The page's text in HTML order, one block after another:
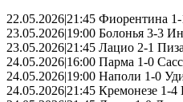
22.05.2026|21:45 Фиорентина 1-
23.05.2026|19:00 Болонья 3-3
23.05.2026|21:45 Лацио 2-1 Пиза
24.05.2026|16:00 Парма 1-0
24.05.2026|19:00 Наполи 1-0
24.05.2026|21:45 Кремонезе 1-4